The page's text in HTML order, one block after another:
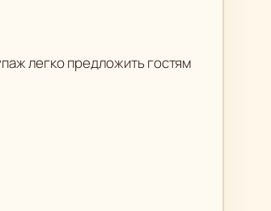
легко предложить гостям